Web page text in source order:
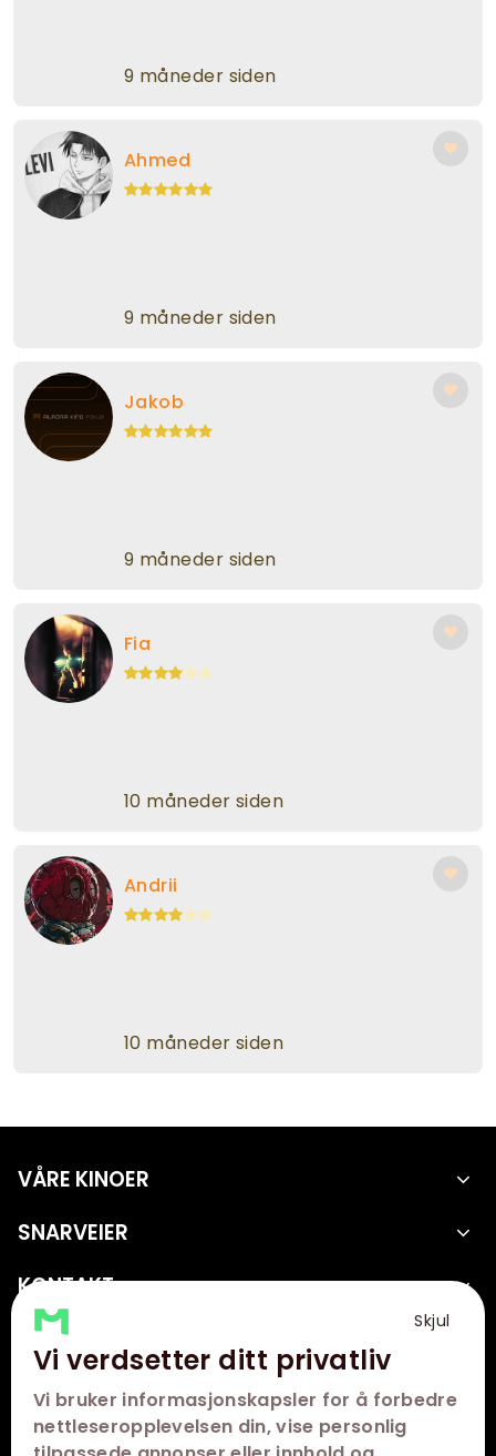
Skjul
Vi verdsetter ditt privatliv
Vi bruker informasjonskapsler for å forbedre
nettleseropplevelsen din, vise personlig
9 måneder siden
Ahmed
9 måneder siden
Jakob
9 måneder siden
Fia
10 måneder siden
Andrii
10 måneder siden
VÅRE KINOER
SNARVEIER
KONTAKT
FØLG OSS